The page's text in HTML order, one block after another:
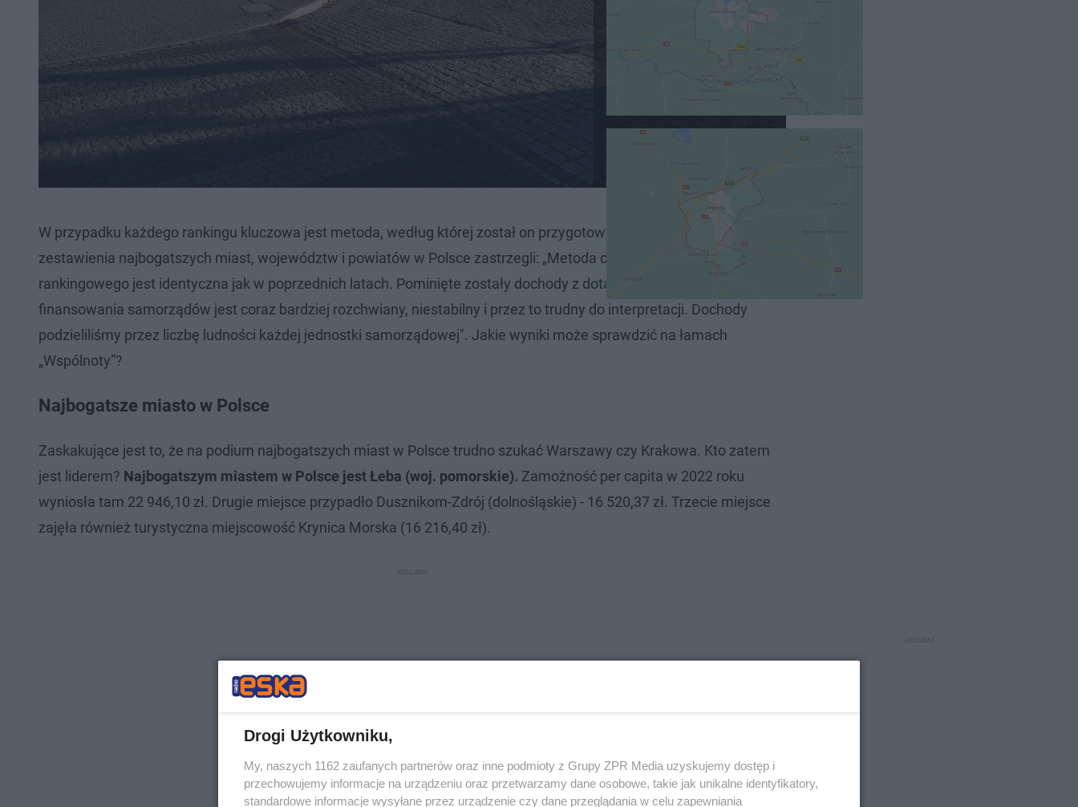
W przypadku każdego rankingu kluczowa jest metoda, według której został on przygotowany. Autorzy najnowszego
zestawienia najbogatszych miast, województw i powiatów w Polsce zastrzegli: „Metoda obliczenia wskaźnika
rankingowego jest identyczna jak w poprzednich latach. Pominięte zostały dochody z dotacji celowych. (...). System
finansowania samorządów jest coraz bardziej rozchwiany, niestabilny i przez to trudny do interpretacji. Dochody
podzieliliśmy przez liczbę ludności każdej jednostki samorządowej". Jakie wyniki może sprawdzić na łamach
„Wspólnoty”?
Najbogatsze miasto w Polsce
Zaskakujące jest to, że na podium najbogatszych miast w Polsce trudno szukać Warszawy czy Krakowa. Kto zatem
jest liderem? Najbogatszym miastem w Polsce jest Łeba (woj. pomorskie). Zamożność per capita w 2022 roku
wyniosła tam 22 946,10 zł. Drugie miejsce przypadło Dusznikom-Zdrój (dolnośląskie) - 16 520,37 zł. Trzecie miejsce
zajęła również turystyczna miejscowość Krynica Morska (16 216,40 zł).
Drogi Użytkowniku,
My, naszych 1162 zaufanych partnerów oraz inne podmioty z Grupy ZPR Media uzyskujemy dostęp i
przechowujemy informacje na urządzeniu oraz przetwarzamy dane osobowe, takie jak unikalne identyfikatory,
standardowe informacje wysyłane przez urządzenie czy dane przeglądania w celu zapewniania